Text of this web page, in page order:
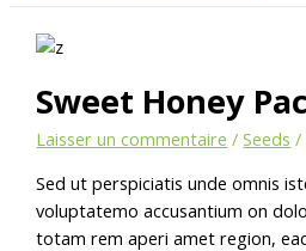
Sweet Honey
Laisser un commentaire /Seeds /
Sed ut perspiciatis unde omnis
voluptatemo accusantium on
totam rem aperi amet region,